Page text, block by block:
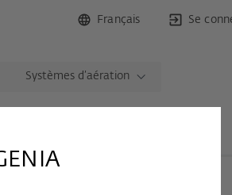
Français Se
Systèmes d’aération